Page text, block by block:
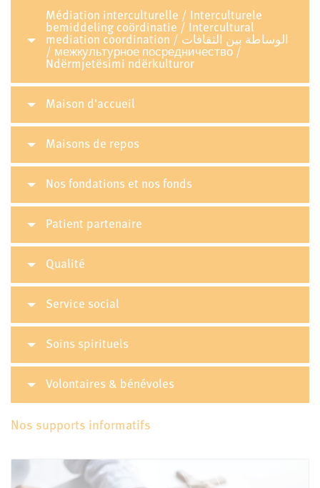
Médiation interculturelle / Interculturele
bemiddeling coördinatie / Intercultural
mediation coordination / الوساطة بين الثقافات
/ межкультурное посредничество /
Ndërmjetësimi ndërkulturor
Maison d'accueil
Maisons de repos
Nos fondations et nos fonds
Patient partenaire
Qualité
Service social
Soins spirituels
Volontaires & bénévoles
Nos supports informatifs